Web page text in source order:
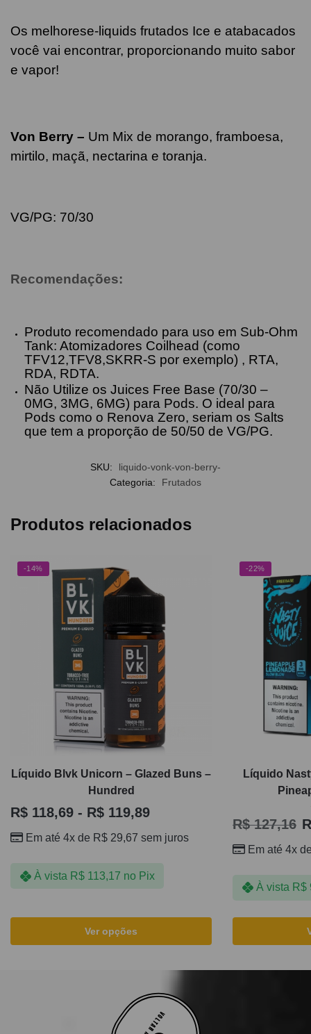
Os melhorese-liquids frutados Ice e atabacados
você vai encontrar, proporcionando muito sabor
e vapor!
Von Berry – Um Mix de morango, framboesa,
mirtilo, maçã, nectarina e toranja.
VG/PG: 70/30
Recomendações:
Produto recomendado para uso em Sub-Ohm
Tank: Atomizadores Coilhead (como
TFV12,TFV8,SKRR-S por exemplo) , RTA,
RDA, RDTA.
Não Utilize os Juices Free Base (70/30 –
0MG, 3MG, 6MG) para Pods. O ideal para
Pods como o Renova Zero, seriam os Salts
que tem a proporção de 50/50 de VG/PG.
SKU:
liquido-vonk-von-berry-
Categoria:
Frutados
Produtos relacionados
-14%
Líquido Blvk Unicorn – Glazed Buns –
Hundred
R$ 118,69 - R$ 119,89
Em até 4x de R$ 29,67 sem juros
À vista R$113,17 no Pix
Ver opções
-22%
Líquido
R$127,16
Em até 4x
À vista R$